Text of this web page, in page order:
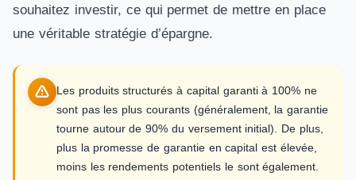
souhaitez investir, ce qui permet de mettre en place
une véritable stratégie d’épargne.
Les produits structurés à capital garanti à 100% ne
sont pas les plus courants (généralement, la garantie
tourne autour de 90% du versement initial). De plus,
plus la promesse de garantie en capital est élevée,
moins les rendements potentiels le sont également.